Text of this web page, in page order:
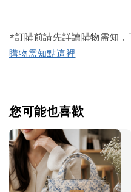
*訂購前請先詳讀購物需知，
購物需知點這裡
您可能也喜歡